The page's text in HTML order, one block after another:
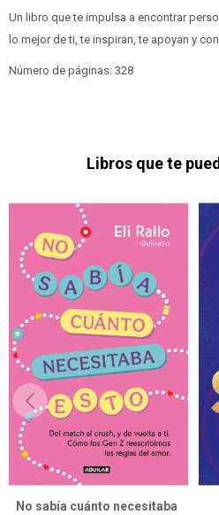
Un libro que te impulsa a encontrar
lo mejor de ti, te inspiran, te apoyan y
Número de páginas: 328
Libros que te
No sabía cuánto necesitaba